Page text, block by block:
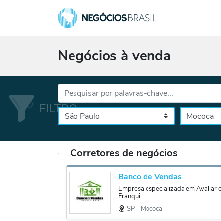
Negócios à venda
Palavras-chave...
Cidade
Selecione o
Corretores de negócios
Banco de Vendas
Empresa especializada em Avaliar
Franqui...
SP ‐ Mococa